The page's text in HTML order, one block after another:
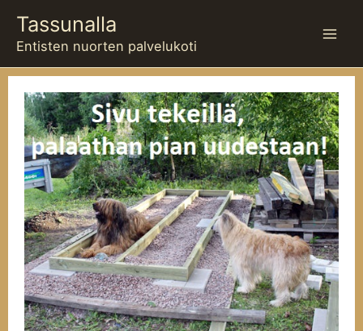
sisältöön
Tassunalla
Entisten nuorten palvelukoti